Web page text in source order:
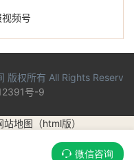
频号
版权所有 All Rights Reserv
号-9
站地图（html版）
微信咨询